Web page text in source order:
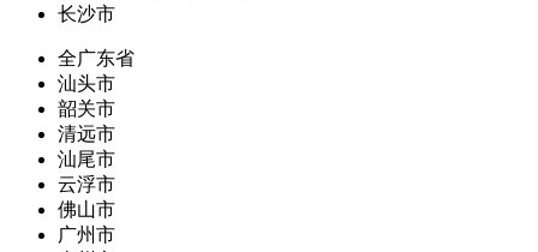
长沙市
全广东省
汕头市
韶关市
清远市
汕尾市
云浮市
佛山市
广州市